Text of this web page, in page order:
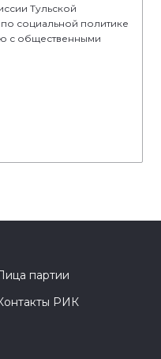
Тульской
социальной политике
с общественными
партии
РИК